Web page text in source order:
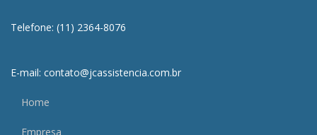
Telefone: (11) 2364-8076
E-mail: contato@jcassistencia.com.br
Home
Empresa